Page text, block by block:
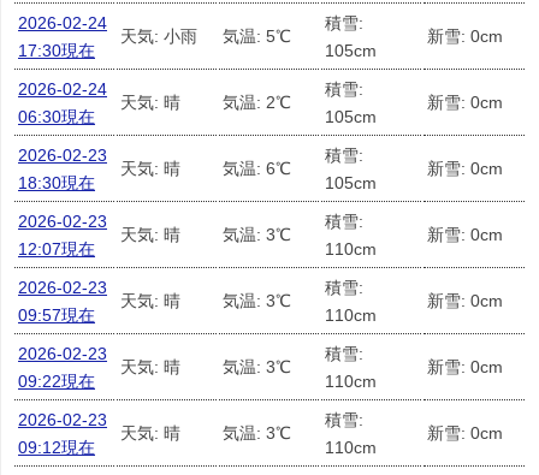
2026-02-24
17:30現在
天気: 小雨 気温: 5℃
積雪:
105cm
新雪: 0cm
2026-02-24
06:30現在
天気: 晴 気温: 2℃
積雪:
105cm
新雪: 0cm
2026-02-23
18:30現在
天気: 晴 気温: 6℃
積雪:
105cm
新雪: 0cm
2026-02-23
12:07現在
天気: 晴 気温: 3℃
積雪:
110cm
新雪: 0cm
2026-02-23
09:57現在
天気: 晴 気温: 3℃
積雪:
110cm
新雪: 0cm
2026-02-23
09:22現在
天気: 晴 気温: 3℃
積雪:
110cm
新雪: 0cm
2026-02-23
09:12現在
天気: 晴 気温: 3℃
積雪:
110cm
新雪: 0cm